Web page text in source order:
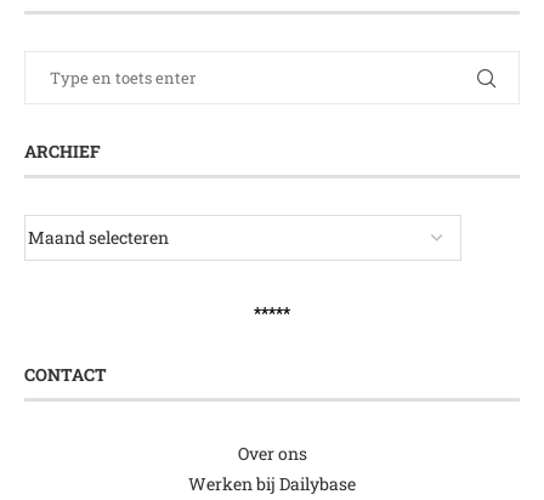
ARCHIEF
*****
CONTACT
Over ons
Werken bij Dailybase